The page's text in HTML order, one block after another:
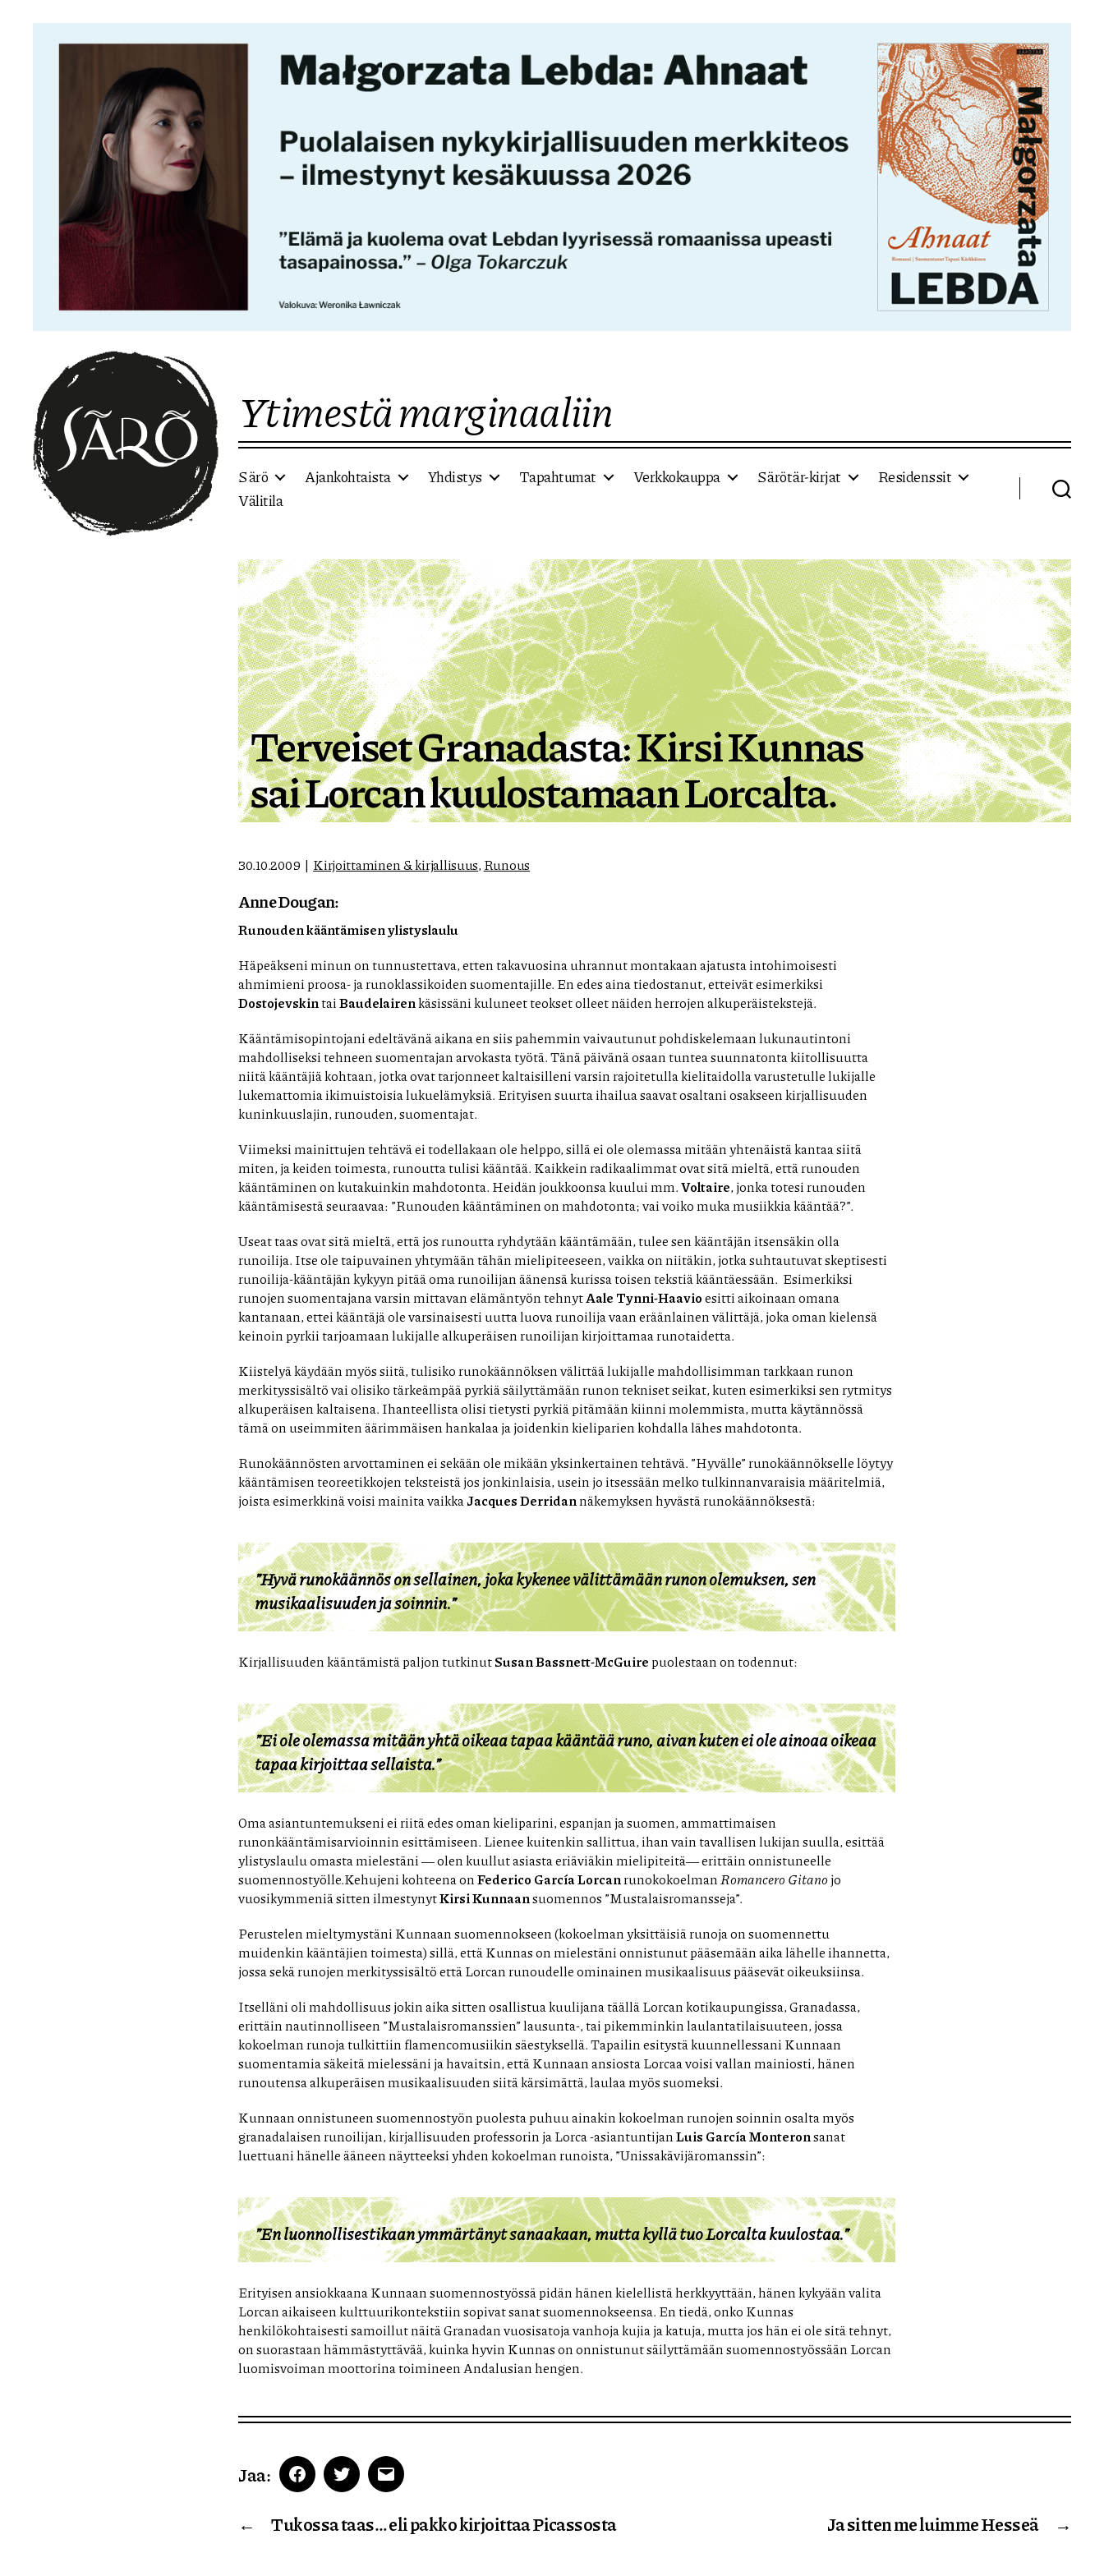
Ytimestä marginaaliin
Särö Ajankohtaista Yhdistys Tapahtumat Verkkokauppa Särötär-kirjat
Residenssit
Välitila
Haku
Terveiset Granadasta: Kirsi Kunnas
sai Lorcan kuulostamaan Lorcalta.
30.10.2009 Kirjoittaminen & kirjallisuus, Runous
Anne Dougan:
Runouden kääntämisen ylistyslaulu
Häpeäkseni minun on tunnustettava, etten takavuosina uhrannut montakaan ajatusta intohimoisesti
ahmimieni proosa- ja runoklassikoiden suomentajille. En edes aina tiedostanut, etteivät esimerkiksi
DostojevskintaiBaudelairen käsissäni kuluneet teokset olleet näiden herrojen alkuperäistekstejä.
Kääntämisopintojani edeltävänä aikana en siis pahemmin vaivautunut pohdiskelemaan lukunautintoni
mahdolliseksi tehneen suomentajan arvokasta työtä. Tänä päivänä osaan tuntea suunnatonta kiitollisuutta
niitä kääntäjiä kohtaan, jotka ovat tarjonneet kaltaisilleni varsin rajoitetulla kielitaidolla varustetulle lukijalle
lukemattomia ikimuistoisia lukuelämyksiä. Erityisen suurta ihailua saavat osaltani osakseen kirjallisuuden
kuninkuuslajin, runouden, suomentajat.
Viimeksi mainittujen tehtävä ei todellakaan ole helppo, sillä ei ole olemassa mitään yhtenäistä kantaa siitä
miten, ja keiden toimesta, runoutta tulisi kääntää. Kaikkein radikaalimmat ovat sitä mieltä, että runouden
kääntäminen on kutakuinkin mahdotonta. Heidän joukkoonsa kuului mm.Voltaire, jonka totesi runouden
kääntämisestä seuraavaa: ”Runouden kääntäminen on mahdotonta; vai voiko muka musiikkia kääntää?”.
Useat taas ovat sitä mieltä, että jos runoutta ryhdytään kääntämään, tulee sen kääntäjän itsensäkin olla
runoilija. Itse ole taipuvainen yhtymään tähän mielipiteeseen, vaikka on niitäkin, jotka suhtautuvat skeptisesti
runoilija-kääntäjän kykyyn pitää oma runoilijan äänensä kurissa toisen tekstiä kääntäessään. Esimerkiksi
runojen suomentajana varsin mittavan elämäntyön tehnytAale Tynni-Haavioesitti aikoinaan omana
kantanaan, ettei kääntäjä ole varsinaisesti uutta luova runoilija vaan eräänlainen välittäjä, joka oman kielensä
keinoin pyrkii tarjoamaan lukijalle alkuperäisen runoilijan kirjoittamaa runotaidetta.
Kiistelyä käydään myös siitä, tulisiko runokäännöksen välittää lukijalle mahdollisimman tarkkaan runon
merkityssisältö vai olisiko tärkeämpää pyrkiä säilyttämään runon tekniset seikat, kuten esimerkiksi sen rytmitys
alkuperäisen kaltaisena. Ihanteellista olisi tietysti pyrkiä pitämään kiinni molemmista, mutta käytännössä
tämä on useimmiten äärimmäisen hankalaa ja joidenkin kieliparien kohdalla lähes mahdotonta.
Runokäännösten arvottaminen ei sekään ole mikään yksinkertainen tehtävä. ”Hyvälle” runokäännökselle löytyy
kääntämisen teoreetikkojen teksteistä jos jonkinlaisia, usein jo itsessään melko tulkinnanvaraisia määritelmiä,
joista esimerkkinä voisi mainita vaikka Jacques Derridan näkemyksen hyvästä runokäännöksestä:
”Hyvä runokäännös on sellainen, joka kykenee välittämään runon olemuksen, sen
musikaalisuuden ja soinnin.”
Kirjallisuuden kääntämistä paljon tutkinutSusan Bassnett-McGuire puolestaan on todennut:
”Ei ole olemassa mitään yhtä oikeaa tapaa kääntää runo, aivan kuten ei ole ainoaa oikeaa
tapaa kirjoittaa sellaista.”
Oma asiantuntemukseni ei riitä edes oman kieliparini, espanjan ja suomen, ammattimaisen
runonkääntämisarvioinnin esittämiseen. Lienee kuitenkin sallittua, ihan vain tavallisen lukijan suulla, esittää
ylistyslaulu omasta mielestäni ― olen kuullut asiasta eriäviäkin mielipiteitä― erittäin onnistuneelle
suomennostyölle.Kehujeni kohteena on Federico García Lorcan runokokoelman Romancero Gitano jo
vuosikymmeniä sitten ilmestynytKirsi Kunnaansuomennos ”Mustalaisromansseja”.
Perustelen mieltymystäni Kunnaan suomennokseen (kokoelman yksittäisiä runoja on suomennettu
muidenkin kääntäjien toimesta) sillä, että Kunnas on mielestäni onnistunut pääsemään aika lähelle ihannetta,
jossa sekä runojen merkityssisältö että Lorcan runoudelle ominainen musikaalisuus pääsevät oikeuksiinsa.
Itselläni oli mahdollisuus jokin aika sitten osallistua kuulijana täällä Lorcan kotikaupungissa, Granadassa,
erittäin nautinnolliseen ”Mustalaisromanssien” lausunta-, tai pikemminkin laulantatilaisuuteen, jossa
kokoelman runoja tulkittiin flamencomusiikin säestyksellä. Tapailin esitystä kuunnellessani Kunnaan
suomentamia säkeitä mielessäni ja havaitsin, että Kunnaan ansiosta Lorcaa voisi vallan mainiosti, hänen
runoutensa alkuperäisen musikaalisuuden siitä kärsimättä, laulaa myös suomeksi.
Kunnaan onnistuneen suomennostyön puolesta puhuu ainakin kokoelman runojen soinnin osalta myös
granadalaisen runoilijan, kirjallisuuden professorin ja Lorca -asiantuntijan Luis García Monteronsanat
luettuani hänelle ääneen näytteeksi yhden kokoelman runoista, ”Unissakävijäromanssin”:
”En luonnollisestikaan ymmärtänyt sanaakaan, mutta kyllä tuo Lorcalta kuulostaa.”
Erityisen ansiokkaana Kunnaan suomennostyössä pidän hänen kielellistä herkkyyttään, hänen kykyään valita
Lorcan aikaiseen kulttuurikontekstiin sopivat sanat suomennokseensa. En tiedä, onko Kunnas
henkilökohtaisesti samoillut näitä Granadan vuosisatoja vanhoja kujia ja katuja, mutta jos hän ei ole sitä tehnyt,
on suorastaan hämmästyttävää, kuinka hyvin Kunnas on onnistunut säilyttämään suomennostyössään Lorcan
luomisvoiman moottorina toimineen Andalusian hengen.
Jaa: FacebookTwitterEmail
←
Tukossa taas… eli pakko kirjoittaa Picassosta →
Ja sitten me luimme Hesseä